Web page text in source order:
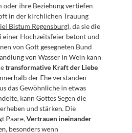
oder ihre Beziehung vertiefen
in der kirchlichen Trauung
Bistum Regensburg), da sie die
einer Hochzeitsfeier betont und
von Gott gesegneten Bund
von Wasser in Wein kann
transformative Kraft der Liebe
der Ehe verstanden
das Gewöhnliche in etwas
kann Gottes Segen die
und stärken. Die
Paare, Vertrauen ineinander
besonders wenn